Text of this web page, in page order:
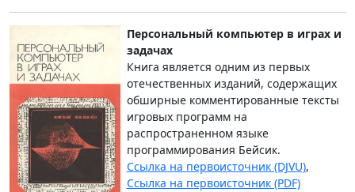
Персональный компьютер в играх и
задачах
Книга является одним из первых
отечественных изданий, содержащих
обширные комментированные тексты
игровых программ на
распространенном языке
программирования Бейсик.
Ссылка на первоисточник (DJVU),
Ссылка на первоисточник (PDF)